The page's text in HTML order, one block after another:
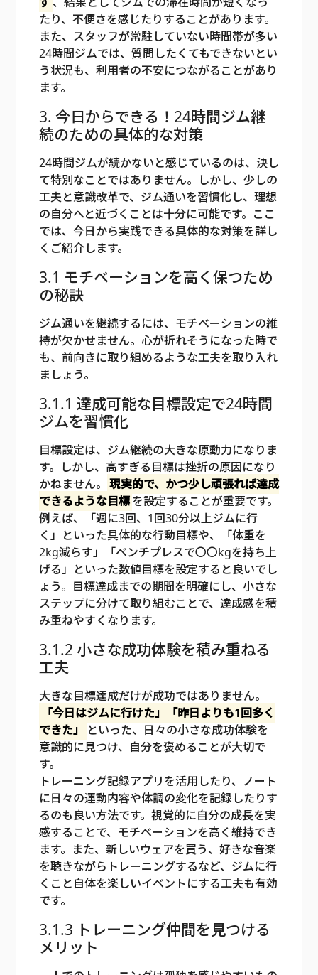
たり、不便さを感じたりすることがあります。
また、スタッフが常駐していない時間帯が多い
24時間ジムでは、質問したくてもできないとい
う状況も、利用者の不安につながることがあり
ます。
3. 今日からできる！24時間ジム継
続のための具体的な対策
24時間ジムが続かないと感じているのは、決し
て特別なことではありません。しかし、少しの
工夫と意識改革で、ジム通いを習慣化し、理想
の自分へと近づくことは十分に可能です。ここ
では、今日から実践できる具体的な対策を詳し
くご紹介します。
3.1 モチベーションを高く保つため
の秘訣
ジム通いを継続するには、モチベーションの維
持が欠かせません。心が折れそうになった時で
も、前向きに取り組めるような工夫を取り入れ
ましょう。
3.1.1 達成可能な目標設定で24時間
ジムを習慣化
目標設定は、ジム継続の大きな原動力になりま
す。しかし、高すぎる目標は挫折の原因になり
かねません。 現実的で、かつ少し頑張れば達成
できるような目標を設定することが重要です。
例えば、「週に3回、1回30分以上ジムに行
く」といった具体的な行動目標や、「体重を
2kg減らす」「ベンチプレスで〇〇kgを持ち上
げる」といった数値目標を設定すると良いでし
ょう。目標達成までの期間を明確にし、小さな
ステップに分けて取り組むことで、達成感を積
み重ねやすくなります。
3.1.2 小さな成功体験を積み重ねる
工夫
大きな目標達成だけが成功ではありません。
「今日はジムに行けた」「昨日よりも1回多く
できた」
といった、日々の小さな成功体験を
意識的に見つけ、自分を褒めることが大切で
す。
トレーニング記録アプリを活用したり、ノート
に日々の運動内容や体調の変化を記録したりす
るのも良い方法です。視覚的に自分の成長を実
感することで、モチベーションを高く維持でき
ます。また、新しいウェアを買う、好きな音楽
を聴きながらトレーニングするなど、ジムに行
くこと自体を楽しいイベントにする工夫も有効
です。
3.1.3 トレーニング仲間を見つける
メリット